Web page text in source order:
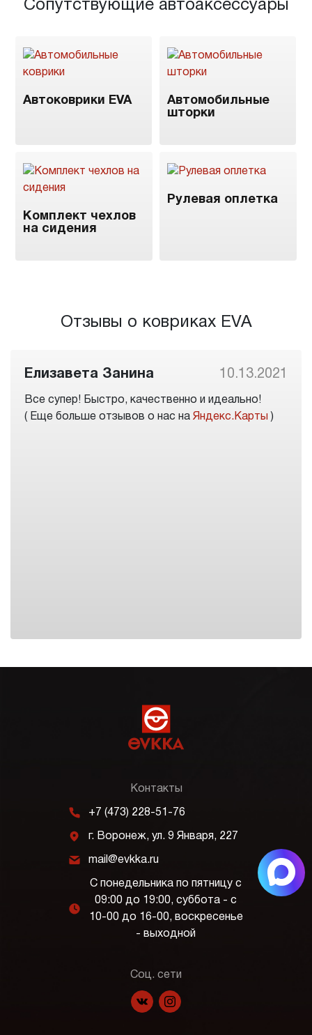
Сопутствующие автоаксессуары
Автоковрики EVA
Автомобильные
шторки
Комплект чехлов
на сидения
Рулевая оплетка
Отзывы о ковриках EVA
Елизавета Занина 10.13.2021
Все супер! Быстро, качественно и идеально!
( Еще больше отзывов о нас на Яндекс.Карты )
Контакты
m +7 (473) 228-51-76
j г. Воронеж, ул. 9 Января, 227
k mail@evkka.ru
l
С понедельника по пятницу с
09:00 до 19:00, суббота - с
10-00 до 16-00, воскресенье
- выходной
Соц. сети
f p